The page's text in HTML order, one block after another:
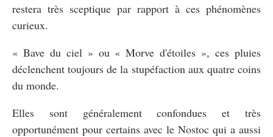
restera très sceptique par rapport à ces phénomènes
curieux.
« Bave du ciel » ou « Morve d'étoiles », ces pluies
déclenchent toujours de la stupéfaction aux quatre coins
du monde.
Elles sont généralement confondues et très
opportunément pour certains avec le Nostoc qui a aussi